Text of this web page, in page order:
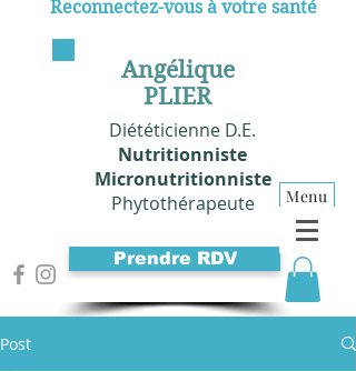
Angélique
PLIER
Diététicienne D.E.
Nutritionniste
Micronutritionniste
Phytothérapeute
Menu
Reconnectez-vous à votre santé
Prendre RDV
Post